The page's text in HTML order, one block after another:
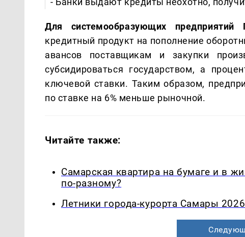
Для системообразующих предприятий
кредитный продукт на пополнение
авансов поставщикам и закупки
субсидироваться государством, а
ключевой ставки. Таким образом,
по ставке на 6% меньше рыночной.
Читайте также:
Самарская квартира на бумаге и в
по-разному?
Летники города-курорта Самары